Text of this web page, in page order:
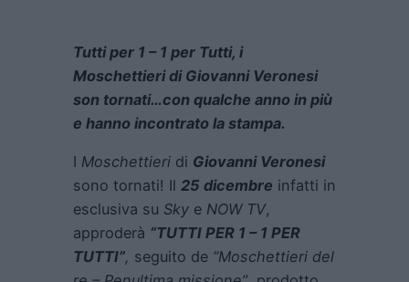
Tutti per 1 – 1 per Tutti, i
Moschettieri di Giovanni Veronesi
son tornati…con qualche anno in più
e hanno incontrato la stampa.
I Moschettieri di Giovanni Veronesi
sono tornati! Il 25 dicembre infatti in
esclusiva su Sky e NOW TV,
approderà “TUTTI PER 1 – 1 PER
TUTTI”, seguito de “Moschettieri del